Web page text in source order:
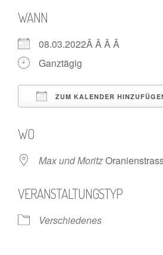
WANN
08.03.2022Â Â Â Â
Ganztägig
ZUM KALENDER
WO
Max und Moritz
VERANSTALTUNGSTYP
Verschiedenes